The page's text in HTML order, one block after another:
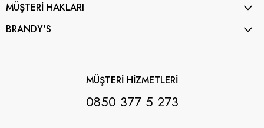
MÜŞTERİ HAKLARI
BRANDY'S
MÜŞTERİ HİZMETLERİ
0850 377 5 273